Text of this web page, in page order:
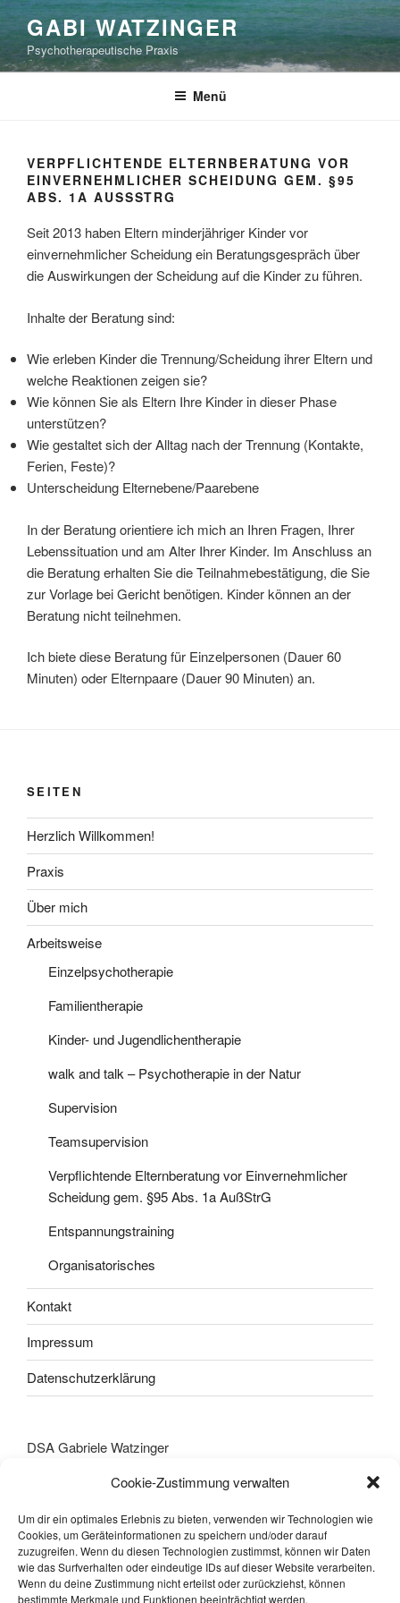
Cookie-Zustimmung verwalten
Um dir ein optimales Erlebnis zu bieten, verwenden wir Technologien wie
Cookies, um Geräteinformationen zu speichern und/oder darauf
zuzugreifen. Wenn du diesen Technologien zustimmst, können wir Daten
wie das Surfverhalten oder eindeutige IDs auf dieser Website verarbeiten.
Wenn du deine Zustimmung nicht erteilst oder zurückziehst, können
bestimmte Merkmale und Funktionen beeinträchtigt werden.
Inhalt
springen
GABI WATZINGER
Psychotherapeutische Praxis
Menü
VERPFLICHTENDE ELTERNBERATUNG VOR
EINVERNEHMLICHER SCHEIDUNG GEM. §95
ABS. 1A AUSSSTRG
Seit 2013 haben Eltern minderjähriger Kinder vor
einvernehmlicher Scheidung ein Beratungsgespräch über
die Auswirkungen der Scheidung auf die Kinder zu führen.
Inhalte der Beratung sind:
Wie erleben Kinder die Trennung/Scheidung ihrer Eltern und
welche Reaktionen zeigen sie?
Wie können Sie als Eltern Ihre Kinder in dieser Phase
unterstützen?
Wie gestaltet sich der Alltag nach der Trennung (Kontakte,
Ferien, Feste)?
Unterscheidung Elternebene/Paarebene
In der Beratung orientiere ich mich an Ihren Fragen, Ihrer
Lebenssituation und am Alter Ihrer Kinder. Im Anschluss an
die Beratung erhalten Sie die Teilnahmebestätigung, die Sie
zur Vorlage bei Gericht benötigen. Kinder können an der
Beratung nicht teilnehmen.
Ich biete diese Beratung für Einzelpersonen (Dauer 60
Minuten) oder Elternpaare (Dauer 90 Minuten) an.
SEITEN
Herzlich Willkommen!
Praxis
Über mich
Arbeitsweise
Einzelpsychotherapie
Familientherapie
Kinder- und Jugendlichentherapie
walk and talk – Psychotherapie in der Natur
Supervision
Teamsupervision
Verpflichtende Elternberatung vor Einvernehmlicher
Scheidung gem. §95 Abs. 1a AußStrG
Entspannungstraining
Organisatorisches
Kontakt
Impressum
Datenschutzerklärung
DSA Gabriele Watzinger
Tel.: +43(0)670 403 42 24
office@psychotherapie-watzinger.at
www.psychotherapie-watzinger.at